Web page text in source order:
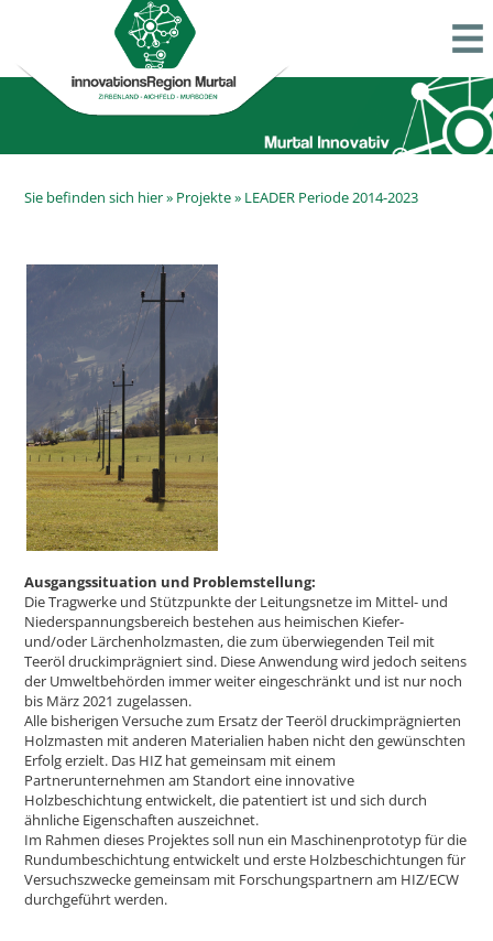
Sie befinden sich hier » Projekte» LEADER Periode 2014-2023
Ausgangssituation und Problemstellung:
Die Tragwerke und Stützpunkte der Leitungsnetze im Mittel- und
Niederspannungsbereich bestehen aus heimischen Kiefer-
und/oder Lärchenholzmasten, die zum überwiegenden Teil mit
Teeröl druckimprägniert sind. Diese Anwendung wird jedoch seitens
der Umweltbehörden immer weiter eingeschränkt und ist nur noch
bis März 2021 zugelassen.
Alle bisherigen Versuche zum Ersatz der Teeröl druckimprägnierten
Holzmasten mit anderen Materialien haben nicht den gewünschten
Erfolg erzielt. Das HIZ hat gemeinsam mit einem
Partnerunternehmen am Standort eine innovative
Holzbeschichtung entwickelt, die patentiert ist und sich durch
ähnliche Eigenschaften auszeichnet.
Im Rahmen dieses Projektes soll nun ein Maschinenprototyp für die
Rundumbeschichtung entwickelt und erste Holzbeschichtungen für
Versuchszwecke gemeinsam mit Forschungspartnern am HIZ/ECW
durchgeführt werden.